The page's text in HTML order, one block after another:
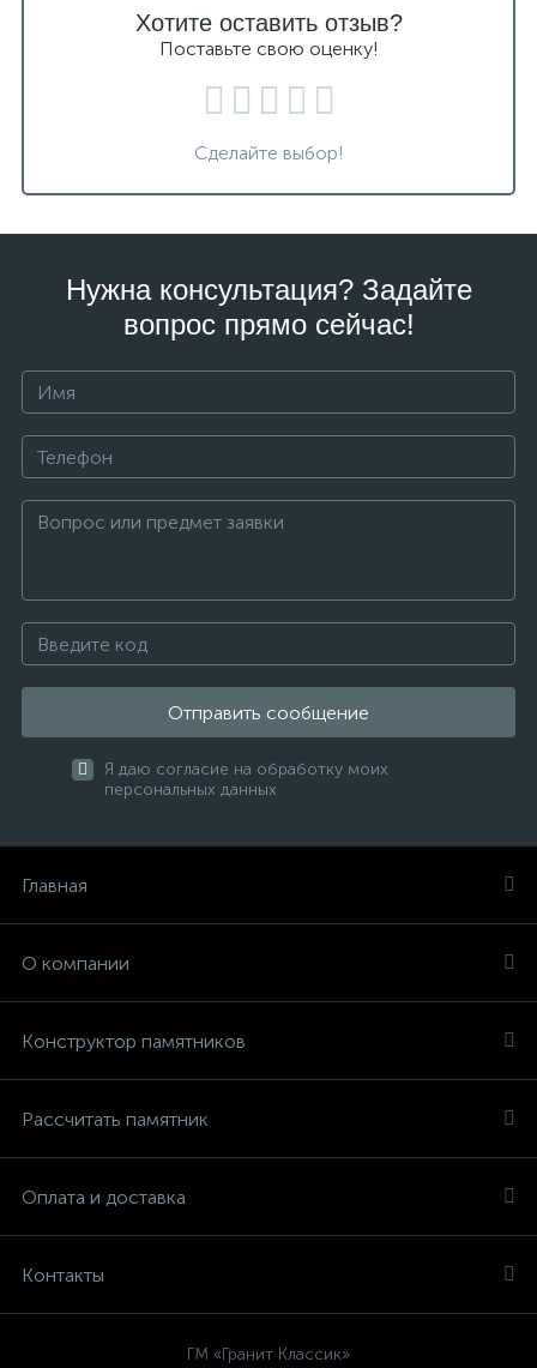
Хотите оставить отзыв?
Поставьте свою оценку!
Сделайте выбор!
Нужна консультация? Задайте
вопрос прямо сейчас!
Отправить сообщение
Я даю согласие на обработку моих
персональных данных
Главная
О компании
Конструктор памятников
Рассчитать памятник
Оплата и доставка
Контакты
ГМ «Гранит Классик»